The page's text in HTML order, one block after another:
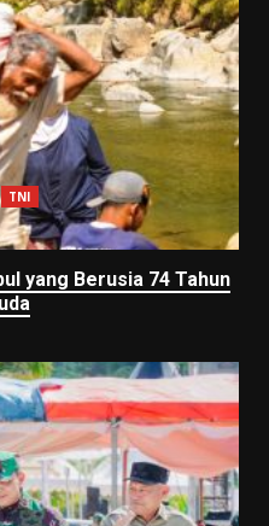
TNI
yang Berusia 74 Tahun